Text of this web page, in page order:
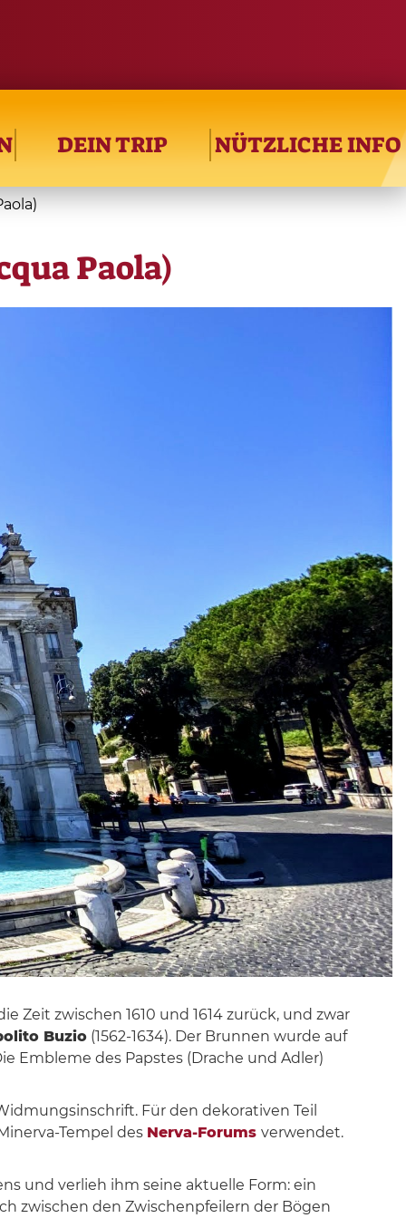
DEIN TRIP NÜTZLICHE INFO
Paola)
Zeit zwischen 1610 und 1614 zurück, und zwar
Buzio(1562-1634). Der Brunnen wurde auf
Embleme des Papstes (Drache und Adler)
Für den dekorativen Teil
Tempel des Nerva-Forums verwendet.
und verlieh ihm seine aktuelle Form: ein
zwischen den Zwischenpfeilern der Bögen